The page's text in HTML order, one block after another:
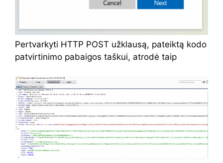
Pertvarkyti HTTP POST užklausą, pateiktą kodo
patvirtinimo pabaigos taškui, atrodė taip